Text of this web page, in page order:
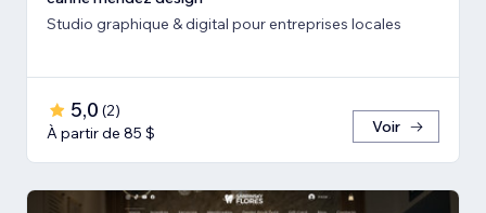
Studio graphique & digital pour entreprises locales
5,0 (2)
À partir de 85 $
Voir